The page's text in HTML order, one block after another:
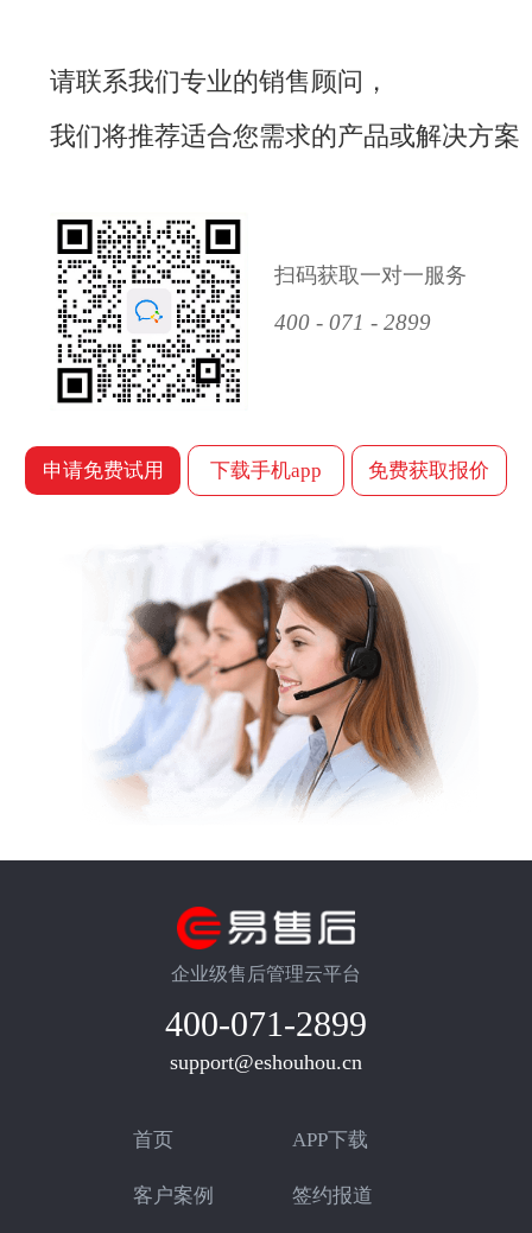
请联系我们专业的销售顾问，
我们将推荐适合您需求的产品或解决方案
扫码获取一对一服务
400 - 071 - 2899
申请免费试用 下载手机app 免费获取报价
企业级售后管理云平台
400-071-2899
support@eshouhou.cn
首页 APP下载
客户案例 签约报道